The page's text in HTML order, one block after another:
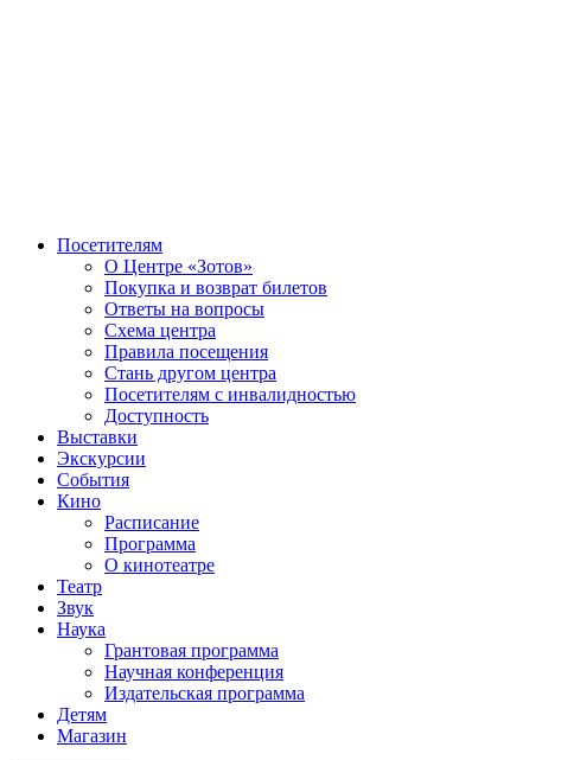
Посетителям
О Центре «Зотов»
Покупка и возврат билетов
Ответы на вопросы
Схема центра
Правила посещения
Стань другом центра
Посетителям с инвалидностью
Доступность
Выставки
Экскурсии
События
Кино
Расписание
Программа
О кинотеатре
Театр
Звук
Наука
Грантовая программа
Научная конференция
Издательская программа
Детям
Магазин